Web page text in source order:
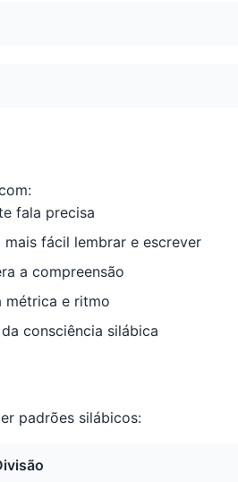
fala precisa
fácil lembrar e escrever
a compreensão
métrica e ritmo
consciência silábica
padrões silábicos: